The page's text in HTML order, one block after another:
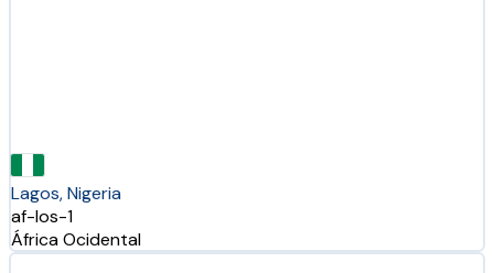
Lagos, Nigeria
af-los-1
África Ocidental